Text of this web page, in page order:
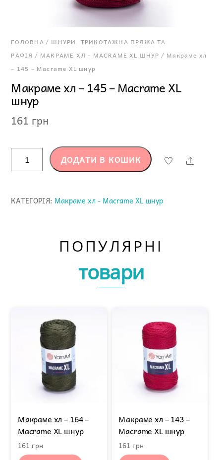
ГОЛОВНА/ ШНУРИ. ТРИКОТАЖНА ПРЯЖА ТА
РАФІЯ / МАКРАМЕ ХЛ - MACRAME XL ШНУР / Макраме хл
– 145 – Macrame XL шнур
Макраме хл – 145 – Macrame XL
шнур
161 грн
-
ДОДАТИ В КОШИК Share
КАТЕГОРІЯ: Макраме хл - Macrame XL шнур
ПОПУЛЯРНІ
товари
Макраме хл – 164 –
Macrame XL шнур
161 грн
Макраме хл – 143 –
Macrame XL шнур
161 грн